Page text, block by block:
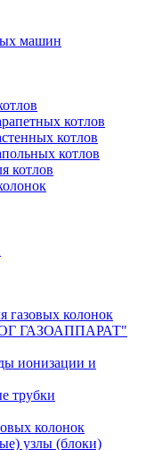
машин
котлов
котлов
котлов
котлов
газовых колонок
ГАЗОАППАРАТ"
ионизации и
трубки
колонок
узлы (блоки)